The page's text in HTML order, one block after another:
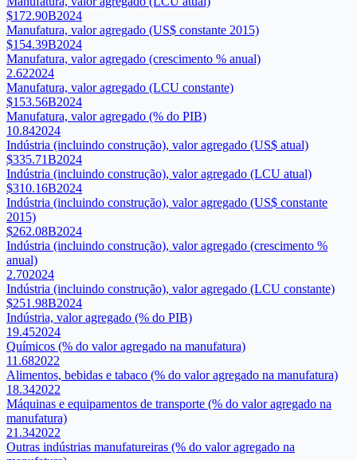
$172.90B2024
Manufatura, valor agregado (US$ constante 2015)
$154.39B2024
Manufatura, valor agregado (crescimento % anual)
2.622024
Manufatura, valor agregado (LCU constante)
$153.56B2024
Manufatura, valor agregado (% do PIB)
10.842024
Indústria (incluindo construção), valor agregado (US$ atual)
$335.71B2024
Indústria (incluindo construção), valor agregado (LCU atual)
$310.16B2024
Indústria (incluindo construção), valor agregado (US$ constante
2015)
$262.08B2024
Indústria (incluindo construção), valor agregado (crescimento %
anual)
2.702024
Indústria (incluindo construção), valor agregado (LCU constante)
$251.98B2024
Indústria, valor agregado (% do PIB)
19.452024
Químicos (% do valor agregado na manufatura)
11.682022
Alimentos, bebidas e tabaco (% do valor agregado na manufatura)
18.342022
Máquinas e equipamentos de transporte (% do valor agregado na
manufatura)
21.342022
Outras indústrias manufatureiras (% do valor agregado na